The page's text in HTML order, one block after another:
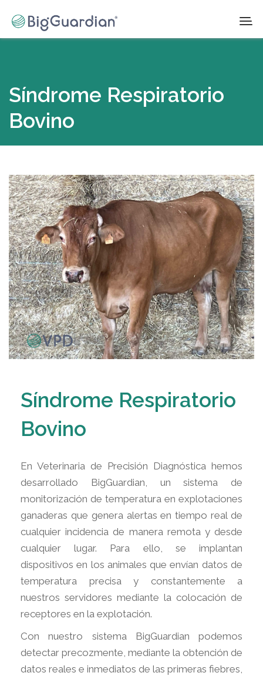
Síndrome Respiratorio
Bovino
Síndrome Respiratorio
Bovino
En Veterinaria de Precisión Diagnóstica hemos
desarrollado BigGuardian, un sistema de
monitorización de temperatura en explotaciones
ganaderas que genera alertas en tiempo real de
cualquier incidencia de manera remota y desde
cualquier lugar. Para ello, se implantan
dispositivos en los animales que envían datos de
temperatura precisa y constantemente a
nuestros servidores mediante la colocación de
receptores en la explotación.
Con nuestro sistema BigGuardian podemos
detectar precozmente, mediante la obtención de
datos reales e inmediatos de las primeras fiebres,